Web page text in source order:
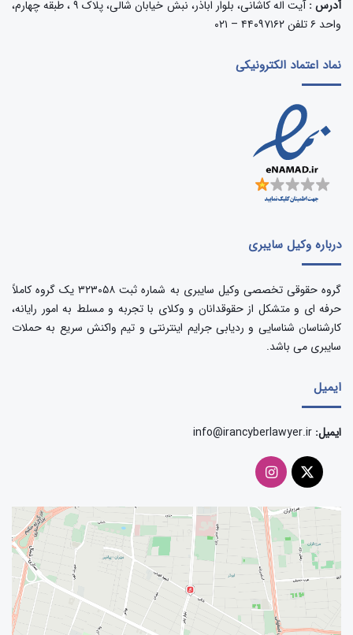
آدرس :
آیت اله کاشانی، بلوار اباذر، نبش خیابان شالی، پلاک ۹ ، طبقه چهارم،
واحد ۶ تلفن ۴۴۰۹۷۱۶۲ – ۰۲۱
نماد اعتماد الکترونیکی
درباره وکیل سایبری
گروه حقوقی تخصصی وکیل سایبری به شماره ثبت ۳۲۳۰۵۸ یک گروه کاملاً
حرفه ای و متشکل از حقوقدانان و وکلای با تجربه و مسلط به امور رایانه،
کارشناسان شناسایی و ردیابی جرایم اینترنتی و تیم واکنش سریع به حملات
سایبری می باشد.
ایمیل
ایمیل: info@irancyberlawyer.ir